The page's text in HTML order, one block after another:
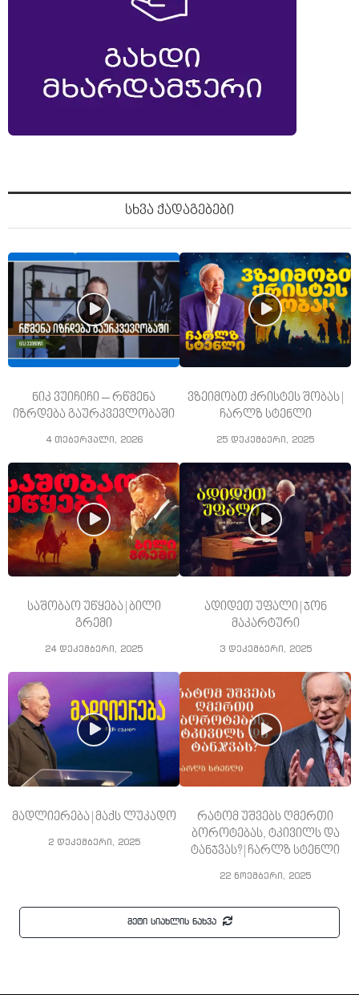
სხვა ქადაგებები
ნიკ ვუიჩიჩი – რწმენა
იზრდება გაურკვევლობაში
4 თებერვალი, 2026
ვზეიმობთ ქრისტეს შობას |
ჩარლზ სტენლი
25 დეკემბერი, 2025
საშობაო უწყება | ბილი
გრემი
24 დეკემბერი, 2025
ადიდეთ უფალი | ჯონ
მაკარტური
3 დეკემბერი, 2025
მადლიერება | მაქს ლუკადო
2 დეკემბერი, 2025
რატომ უშვებს ღმერთი
ბოროტებას, ტკივილს და
ტანჯვას? | ჩარლზ სტენლი
22 ნოემბერი, 2025
მეტი სიახლის ნახვა